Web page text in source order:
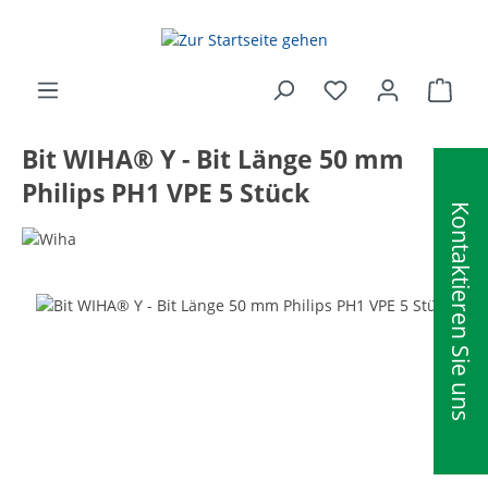
Kontaktieren Sie uns
Bit WIHA® Y - Bit Länge 50 mm
Philips PH1 VPE 5 Stück
Bildergalerie überspringen